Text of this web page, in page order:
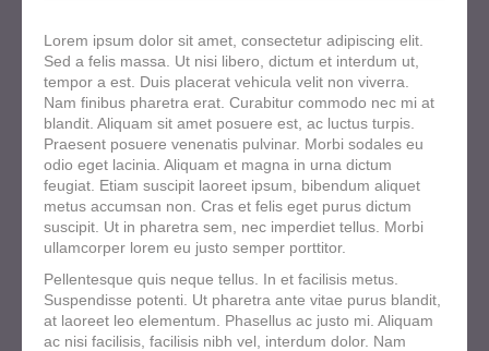
Lorem ipsum dolor sit amet, consectetur adipiscing elit.
Sed a felis massa. Ut nisi libero, dictum et interdum ut,
tempor a est. Duis placerat vehicula velit non viverra.
Nam finibus pharetra erat. Curabitur commodo nec mi at
blandit. Aliquam sit amet posuere est, ac luctus turpis.
Praesent posuere venenatis pulvinar. Morbi sodales eu
odio eget lacinia. Aliquam et magna in urna dictum
feugiat. Etiam suscipit laoreet ipsum, bibendum aliquet
metus accumsan non. Cras et felis eget purus dictum
suscipit. Ut in pharetra sem, nec imperdiet tellus. Morbi
ullamcorper lorem eu justo semper porttitor.
Pellentesque quis neque tellus. In et facilisis metus.
Suspendisse potenti. Ut pharetra ante vitae purus blandit,
at laoreet leo elementum. Phasellus ac justo mi. Aliquam
ac nisi facilisis, facilisis nibh vel, interdum dolor. Nam